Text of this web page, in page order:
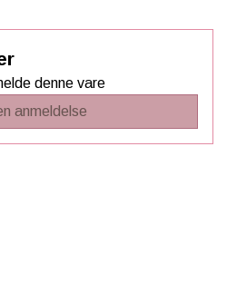
denne vare
anmeldelse